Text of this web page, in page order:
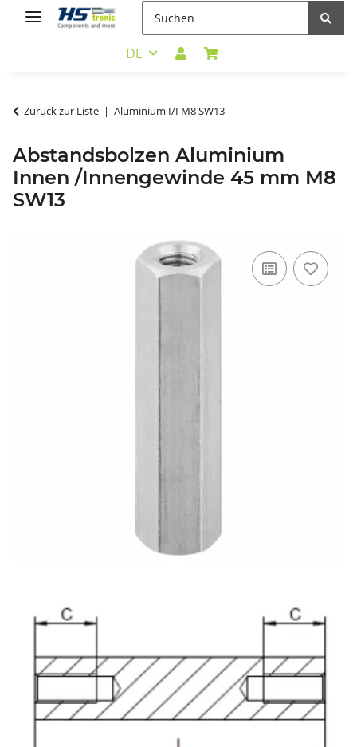
DE
Zurück zur Liste Aluminium I/I M8 SW13
Abstandsbolzen Aluminium
Innen /Innengewinde 45 mm M8
SW13